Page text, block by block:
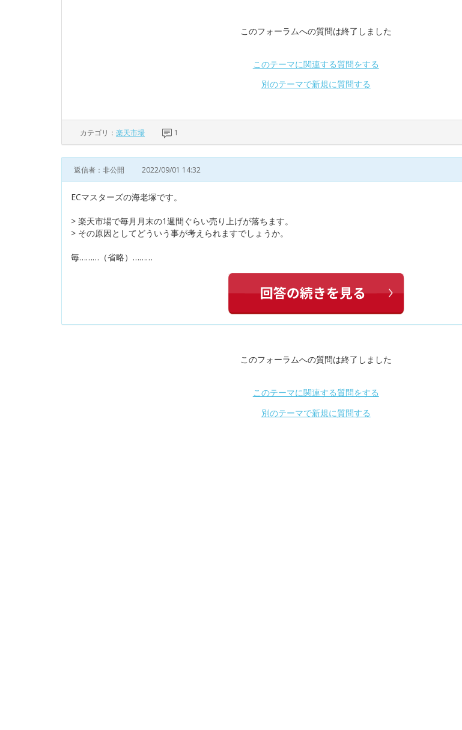
このフォーラムへの質問は終了しました
このテーマに関連する質問をする
別のテーマで新規に質問する
カテゴリ： 楽天市場 1
返信者：非公開 2022/09/01 14:32
ECマスターズの海老塚です。
> 楽天市場で毎月月末の1週間ぐらい売り上げが落ちます。
> その原因としてどういう事が考えられますでしょうか。
毎………（省略）………
このフォーラムへの質問は終了しました
このテーマに関連する質問をする
別のテーマで新規に質問する